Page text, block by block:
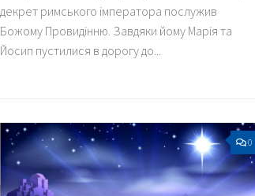
декрет римського імператора послужив
Божому Провидінню. Завдяки йому Марія та
Йосип пустилися в дорогу до...
0